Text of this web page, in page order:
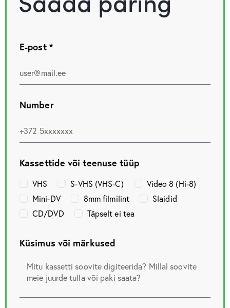
E-post *
Number
Kassettide või teenuse tüüp
VHS S-VHS (VHS-C)
Video 8 (Hi-8)
Mini-DV
8mm filmilint
Slaidid
CD/DVD
Täpselt ei tea
Küsimus või märkused